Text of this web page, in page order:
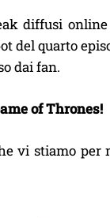
diffusi online
del quarto
dai fan.
of Thrones!
vi stiamo per